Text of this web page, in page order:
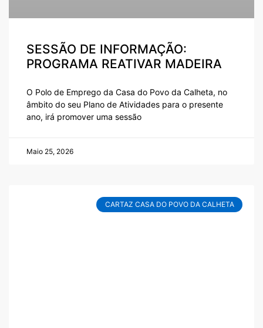
SESSÃO DE INFORMAÇÃO:
PROGRAMA REATIVAR MADEIRA
O Polo de Emprego da Casa do Povo da Calheta, no
âmbito do seu Plano de Atividades para o presente
ano, irá promover uma sessão
Maio 25, 2026
CARTAZ CASA DO POVO DA CALHETA